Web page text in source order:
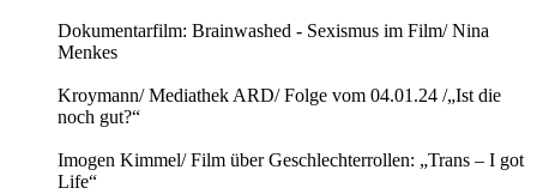
Dokumentarfilm: Brainwashed - Sexismus im Film/ Nina
Menkes
Kroymann/ Mediathek ARD/ Folge vom 04.01.24 /„Ist die
noch gut?“
Imogen Kimmel/ Film über Geschlechterrollen: „Trans – I got
Life“